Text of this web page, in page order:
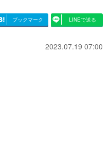
ブックマーク LINEで送る
2023.07.19 07:00